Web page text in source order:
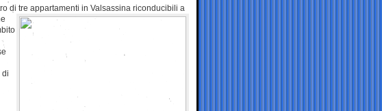
di tre appartamenti in Valsassina riconducibili a
di